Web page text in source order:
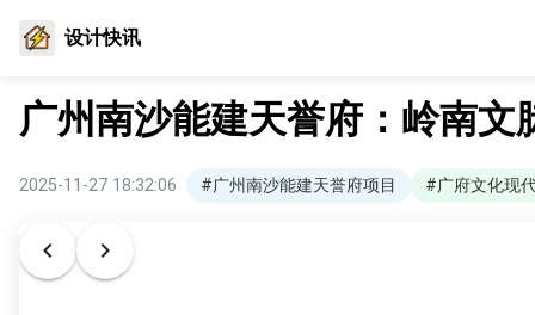
设计快讯
广州南沙能建天誉府：岭南
2025-11-27 18:32:06 #广州南沙能建天誉府项目 #广府文化现